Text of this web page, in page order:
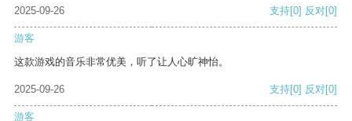
2025-09-26
支持[0] 反对[0]
游客
这款游戏的音乐非常优美，听了让人心旷神怡。
2025-09-26 支持[0] 反对[0]
游客